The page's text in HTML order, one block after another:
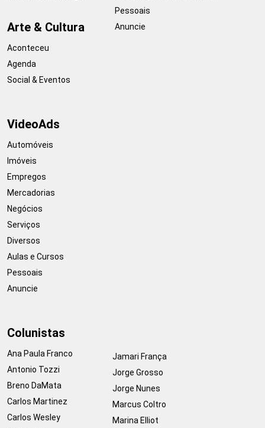
Arte & Cultura
Aconteceu
Agenda
Social & Eventos
Pessoais
Anuncie
VideoAds
Automóveis
Imóveis
Empregos
Mercadorias
Negócios
Serviços
Diversos
Aulas e Cursos
Pessoais
Anuncie
Colunistas
Ana Paula Franco
Antonio Tozzi
Breno DaMata
Carlos Martinez
Carlos Wesley
Jamari França
Jorge Grosso
Jorge Nunes
Marcus Coltro
Marina Elliot